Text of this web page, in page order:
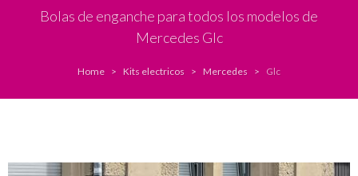
Bolas de enganche para todos los modelos de
Mercedes Glc
Home Kits electricos Mercedes Glc